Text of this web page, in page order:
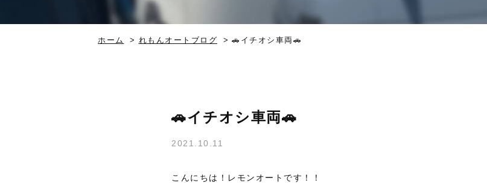
ホーム > れもんオートブログ > 🚗イチオシ車両🚗
🚗イチオシ車両🚗
2021.10.11
こんにちは！レモンオートです！！